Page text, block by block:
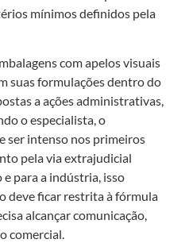
mínimos definidos pela
com apelos visuais
suas formulações dentro do
a ações administrativas,
o especialista, o
ser intenso nos primeiros
pela via extrajudicial
para a indústria, isso
deve ficar restrita à fórmula
alcançar comunicação,
comercial.